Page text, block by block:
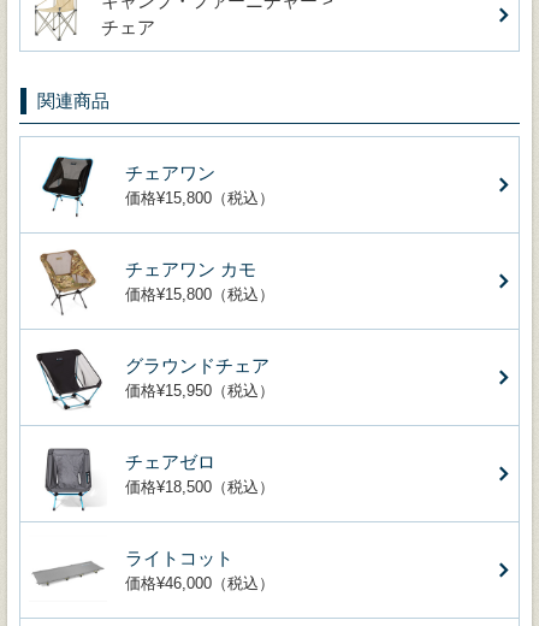
チェア
関連商品
チェアワン
価格¥15,800（税込）
チェアワン カモ
価格¥15,800（税込）
グラウンドチェア
価格¥15,950（税込）
チェアゼロ
価格¥18,500（税込）
ライトコット
価格¥46,000（税込）